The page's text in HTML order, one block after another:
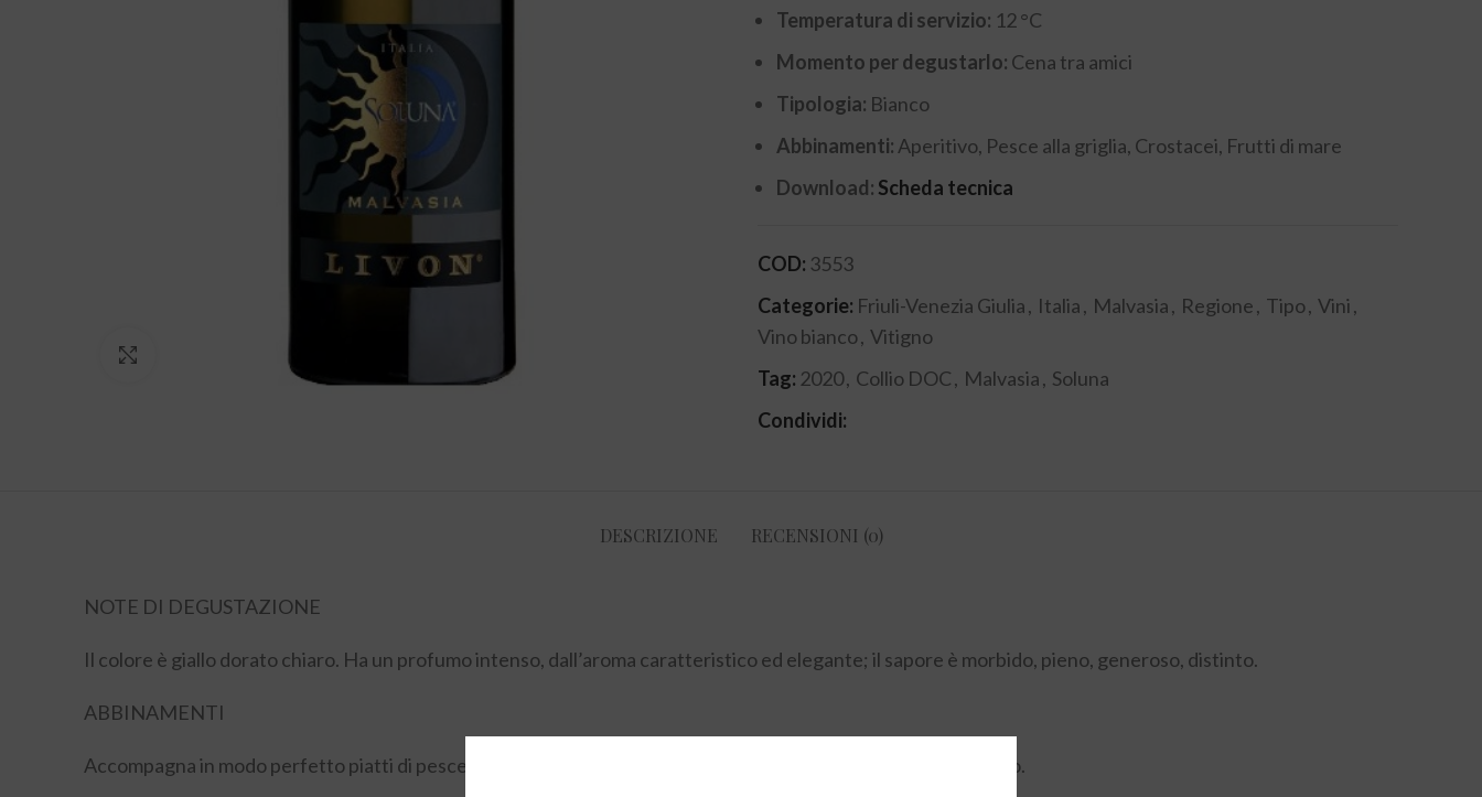
Temperatura di servizio: 12 °C
Momento per degustarlo: Cena tra amici
Tipologia: Bianco
Abbinamenti: Aperitivo, Pesce alla griglia, Crostacei, Frutti di mare
Download: Scheda tecnica
COD: 3553
Categorie: Friuli-Venezia Giulia, Italia, Malvasia, Regione, Tipo, Vini,
Vino bianco, Vitigno
Tag: 2020, Collio DOC, Malvasia, Soluna
Condividi:
DESCRIZIONE RECENSIONI (0)
NOTE DI DEGUSTAZIONE
Il colore è giallo dorato chiaro. Ha un profumo intenso, dall’aroma caratteristico ed elegante; il sapore è morbido, pieno, generoso, distinto.
ABBINAMENTI
Accompagna in modo perfetto piatti di pesce alla griglia, crostacei, frutti di mare. Ottimo anche come aperitivo.